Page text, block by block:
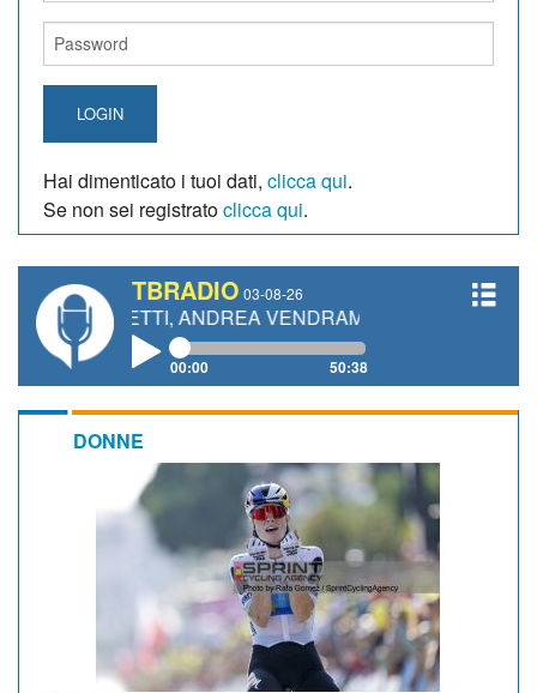
LOGIN
Hai dimenticato i tuoi dati, clicca qui.
Se non sei registratoclicca qui.
TBRADIO 03-08-26
ANDREA VENDRAME, FILIPPO FIORELLI
00:00 50:38
DONNE